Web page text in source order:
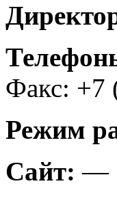
Факс: +7
Режим
Сайт:—